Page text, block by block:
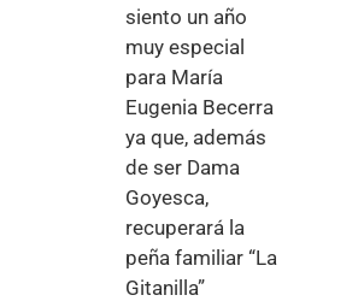
siento un año
muy especial
para María
Eugenia Becerra
ya que, además
de ser Dama
Goyesca,
recuperará la
peña familiar “La
Gitanilla”